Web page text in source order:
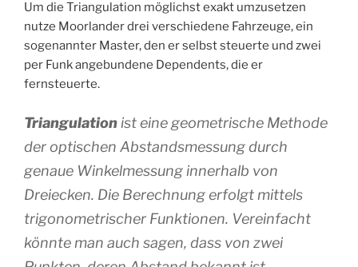
Um die Triangulation möglichst exakt umzusetzen
nutze Moorlander drei verschiedene Fahrzeuge, ein
sogenannter Master, den er selbst steuerte und zwei
per Funk angebundene Dependents, die er
fernsteuerte.
Triangulationist eine geometrische Methode
der optischen Abstandsmessung durch
genaue Winkelmessung innerhalb von
Dreiecken. Die Berechnung erfolgt mittels
trigonometrischer Funktionen. Vereinfacht
könnte man auch sagen, dass von zwei